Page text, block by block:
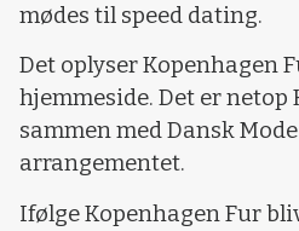
mødes til speed dating.
Det oplyser Kopenhagen
hjemmeside. Det er netop
sammen med Dansk
arrangementet.
Ifølge Kopenhagen Fur